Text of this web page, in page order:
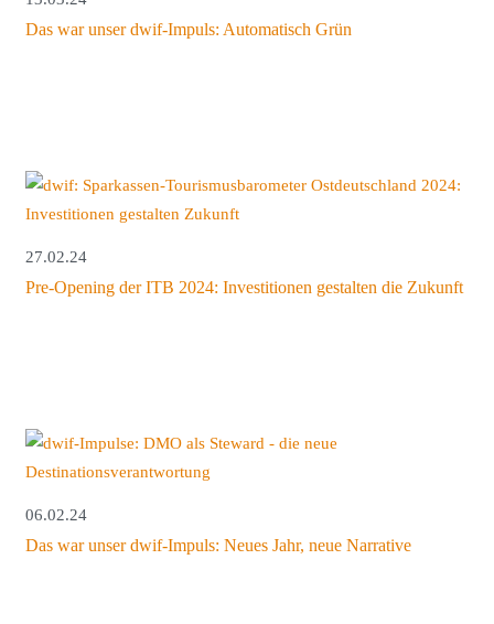
Das war unser dwif-Impuls: Automatisch Grün
27.02.24
Pre-Opening der ITB 2024: Investitionen gestalten die Zukunft
06.02.24
Das war unser dwif-Impuls: Neues Jahr, neue Narrative